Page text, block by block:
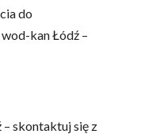
do
kan Łódź –
skontaktuj się z